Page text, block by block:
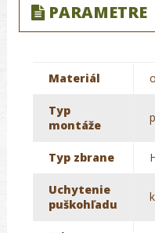
PARAMETRE
Materiál
Typ
montáže
Typ zbrane
Uchytenie
puškohľadu